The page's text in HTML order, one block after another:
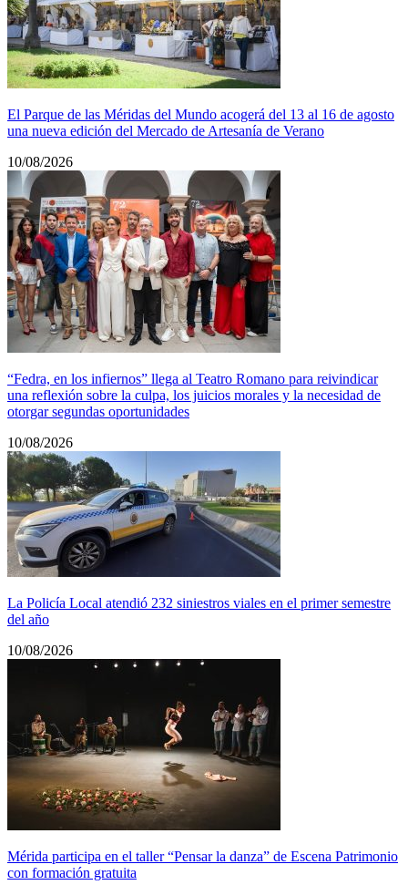
El Parque de las Méridas del Mundo acogerá del 13 al 16 de agosto
una nueva edición del Mercado de Artesanía de Verano
10/08/2026
“Fedra, en los infiernos” llega al Teatro Romano para reivindicar
una reflexión sobre la culpa, los juicios morales y la necesidad de
otorgar segundas oportunidades
10/08/2026
La Policía Local atendió 232 siniestros viales en el primer semestre
del año
10/08/2026
Mérida participa en el taller “Pensar la danza” de Escena Patrimonio
con formación gratuita